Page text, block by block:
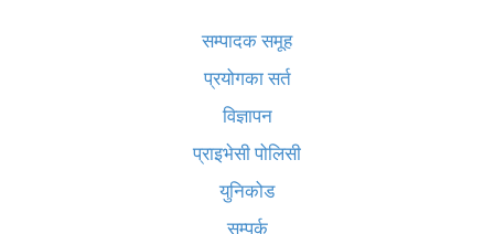
सम्पादक समूह
प्रयोगका सर्त
विज्ञापन
प्राइभेसी पोलिसी
युनिकोड
सम्पर्क